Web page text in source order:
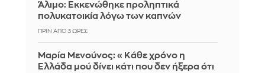
Άλιμο: Εκκενώθηκε προληπτικά
πολυκατοικία λόγω των καπνών
ΠΡΙΝ ΑΠΌ 3 ΏΡΕΣ
Μαρία Μενούνος: «Κάθε χρόνο η
Ελλάδα μού δίνει κάτι που δεν ήξερα ότι